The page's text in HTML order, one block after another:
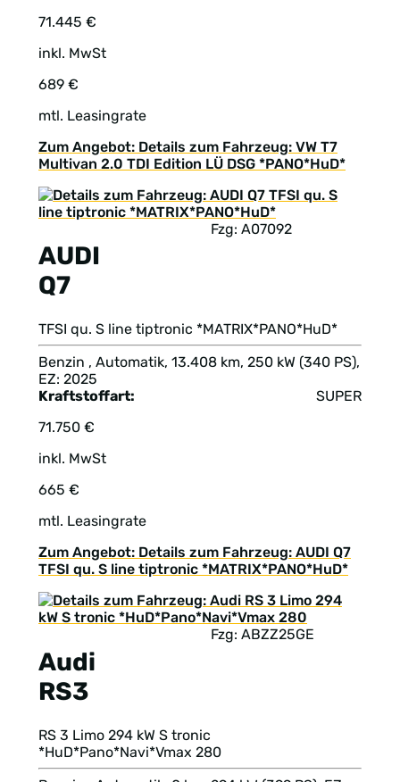
71.445 €
inkl. MwSt
689 €
mtl. Leasingrate
Zum Angebot: Details zum Fahrzeug: VW T7
Multivan 2.0 TDI Edition LÜ DSG *PANO*HuD*
AUDI
Q7
Fzg: A07092
TFSI qu. S line tiptronic *MATRIX*PANO*HuD*
Benzin , Automatik, 13.408 km, 250 kW (340 PS),
EZ: 2025
Kraftstoffart:
SUPER
71.750 €
inkl. MwSt
665 €
mtl. Leasingrate
Zum Angebot: Details zum Fahrzeug: AUDI Q7
TFSI qu. S line tiptronic *MATRIX*PANO*HuD*
Audi
RS3
Fzg: ABZZ25GE
RS 3 Limo 294 kW S tronic
*HuD*Pano*Navi*Vmax 280